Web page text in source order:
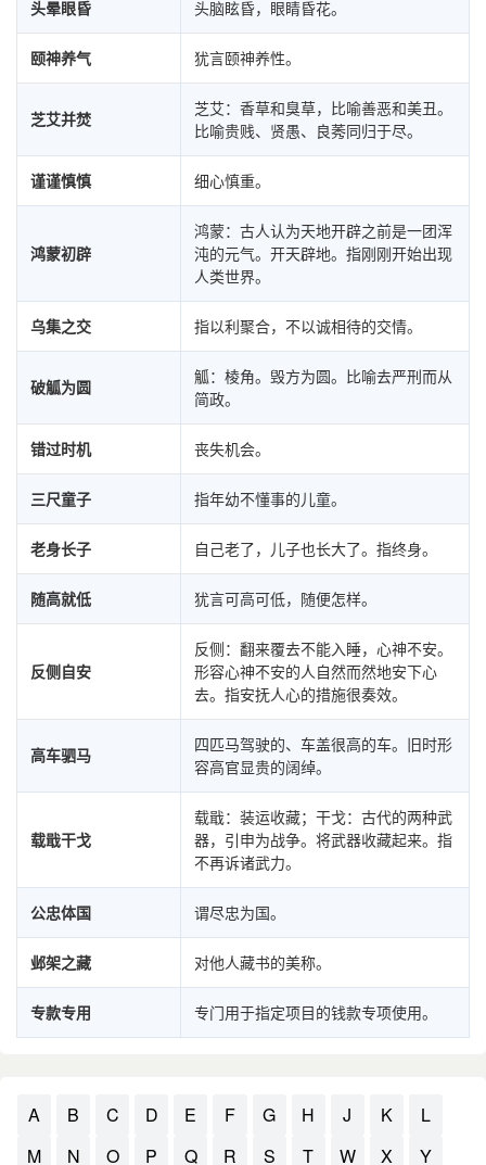
头晕眼昏 头脑眩昏，眼睛昏花。
颐神养气 犹言颐神养性。
芝艾并焚
芝艾：香草和臭草，比喻善恶和美丑。
比喻贵贱、贤愚、良莠同归于尽。
谨谨慎慎 细心慎重。
鸿蒙初辟
鸿蒙：古人认为天地开辟之前是一团浑
沌的元气。开天辟地。指刚刚开始出现
人类世界。
乌集之交 指以利聚合，不以诚相待的交情。
破觚为圆
觚：棱角。毁方为圆。比喻去严刑而从
简政。
错过时机 丧失机会。
三尺童子 指年幼不懂事的儿童。
老身长子 自己老了，儿子也长大了。指终身。
随高就低 犹言可高可低，随便怎样。
反侧自安
反侧：翻来覆去不能入睡，心神不安。
形容心神不安的人自然而然地安下心
去。指安抚人心的措施很奏效。
高车驷马
四匹马驾驶的、车盖很高的车。旧时形
容高官显贵的阔绰。
载戢干戈
载戢：装运收藏；干戈：古代的两种武
器，引申为战争。将武器收藏起来。指
不再诉诸武力。
公忠体国 谓尽忠为国。
邺架之藏 对他人藏书的美称。
专款专用 专门用于指定项目的钱款专项使用。
A B C D E F G H J K
L
M
N O P Q R S T W X Y